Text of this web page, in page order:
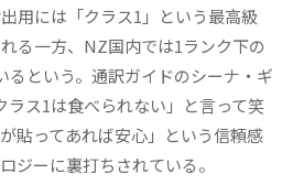
用には「クラス1」という最高級
る一方、NZ国内では1ランク下の
るという。通訳ガイドのシーナ・ギ
ス1は食べられない」と言って笑
貼ってあれば安心」という信頼感
ジーに裏打ちされている。